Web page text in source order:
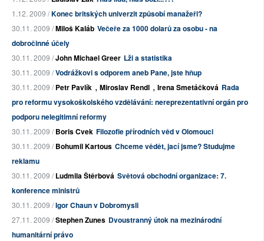
1.12. 2009 /Konec britských univerzit způsobí manažeři?
30.11. 2009 /Miloš Kaláb Večeře za 1000 dolarů za osobu - na
dobročinné účely
30.11. 2009 /John Michael Greer Lži a statistika
30.11. 2009 /Vodrážkovi s odporem aneb Pane, jste hňup
30.11. 2009 /Petr Pavlík , Miroslav Rendl , Irena Smetáčková Rada
pro reformu vysokoškolského vzdělávání: nereprezentativní orgán pro
podporu nelegitimní reformy
30.11. 2009 /Boris Cvek Filozofie přírodních věd v Olomouci
30.11. 2009 /Bohumil Kartous Chceme vědět, jací jsme? Studujme
reklamu
30.11. 2009 /Ludmila Štěrbová Světová obchodní organizace: 7.
konference ministrů
30.11. 2009 /Igor Chaun v Dobromysli
27.11. 2009 /Stephen Zunes Dvoustranný útok na mezinárodní
humanitární právo